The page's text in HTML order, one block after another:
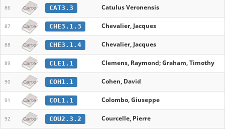
86 Carte CAT3.3 Catulus Veronensis
87 Carte CHE3.1.3 Chevalier, Jacques
88 Carte CHE3.1.4 Chevalier, Jacques
89 Carte CLE1.1 Clemens, Raymond; Graham, Timothy
90 Carte COH1.1 Cohen, David
91 Carte COL1.1 Colombo, Giuseppe
92 Carte COU2.3.2 Courcelle, Pierre